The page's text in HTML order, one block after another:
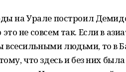
на Урале построил
не совсем так. Если в
людьми, то в
что здесь и без них